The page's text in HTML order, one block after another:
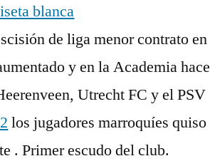
de liga menor contrato en
y en la Academia hace
Utrecht FC y el PSV
los jugadores marroquíes quiso
. Primer escudo del club.